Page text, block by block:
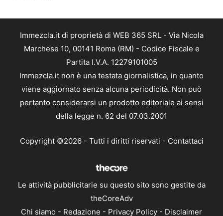
Immezcla.it di proprietà di WEB 365 SRL - Via Nicola
Marchese 10, 00141 Roma (RM) - Codice Fiscale e
Partita I.V.A. 12279101005
Immezcla.it non è una testata giornalistica, in quanto
viene aggiornato senza alcuna periodicità. Non può
pertanto considerarsi un prodotto editoriale ai sensi
della legge n. 62 del 07.03.2001
Copyright ©2026 - Tutti i diritti riservati - Contattaci
Le attività pubblicitarie su questo sito sono gestite da
theCoreAdv
Chi siamo - Redazione - Privacy Policy - Disclaimer